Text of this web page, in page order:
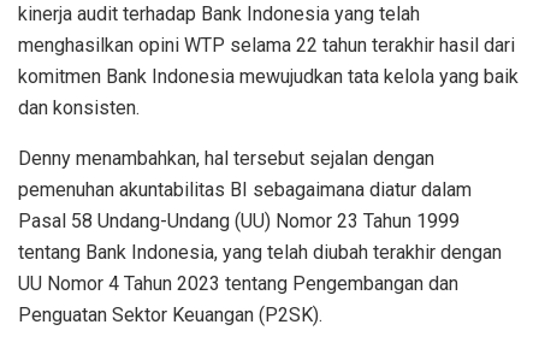
kinerja audit terhadap Bank Indonesia yang telah
menghasilkan opini WTP selama 22 tahun terakhir hasil dari
komitmen Bank Indonesia mewujudkan tata kelola yang baik
dan konsisten.
Denny menambahkan, hal tersebut sejalan dengan
pemenuhan akuntabilitas BI sebagaimana diatur dalam
Pasal 58 Undang-Undang (UU) Nomor 23 Tahun 1999
tentang Bank Indonesia, yang telah diubah terakhir dengan
UU Nomor 4 Tahun 2023 tentang Pengembangan dan
Penguatan Sektor Keuangan (P2SK).